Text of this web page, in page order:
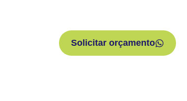
Solicitar orçamento